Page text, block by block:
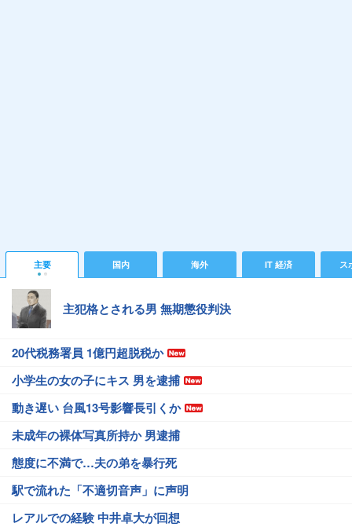
主要 国内 海外 IT 経済 ス
主犯格とされる男 無期懲役判決
20代税務署員 1億円超脱税か
小学生の女の子にキス 男を逮捕
動き遅い 台風13号影響長引くか
未成年の裸体写真所持か 男逮捕
態度に不満で…夫の弟を暴行死
駅で流れた「不適切音声」に声明
レアルでの経験 中井卓大が回想